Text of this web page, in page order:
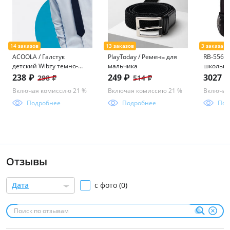
ACOOLA / Галстук
детский Wibzy темно-
синий
238 ₽ 298 ₽
Включая комиссию 21 %
Подробнее
PlayToday / Ремень для
мальчика
249 ₽ 514 ₽
Включая комиссию 21 %
Подробнее
RB-556-
3027
Отзывы
Дата с фото (0)